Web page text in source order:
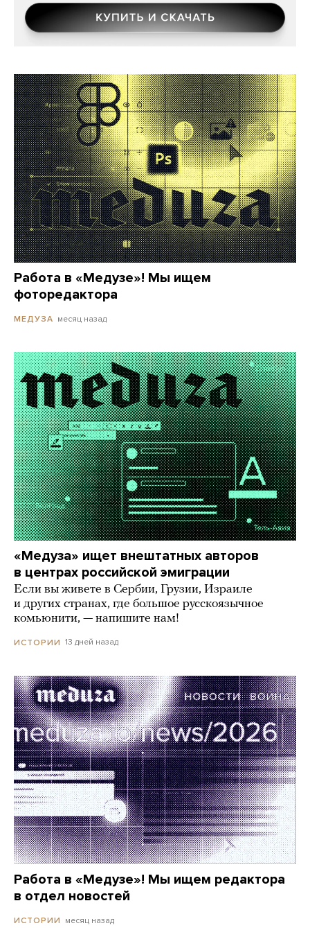
Работа в «Медузе»! Мы ищем
фоторедактора
МЕДУЗА месяц назад
«Медуза» ищет внештатных авторов
в центрах российской эмиграции
Если вы живете в Сербии, Грузии, Израиле
и других странах, где большое русскоязычное
комьюнити, — напишите нам!
ИСТОРИИ 13 дней назад
Работа в «Медузе»! Мы ищем редактора
в отдел новостей
ИСТОРИИ месяц назад